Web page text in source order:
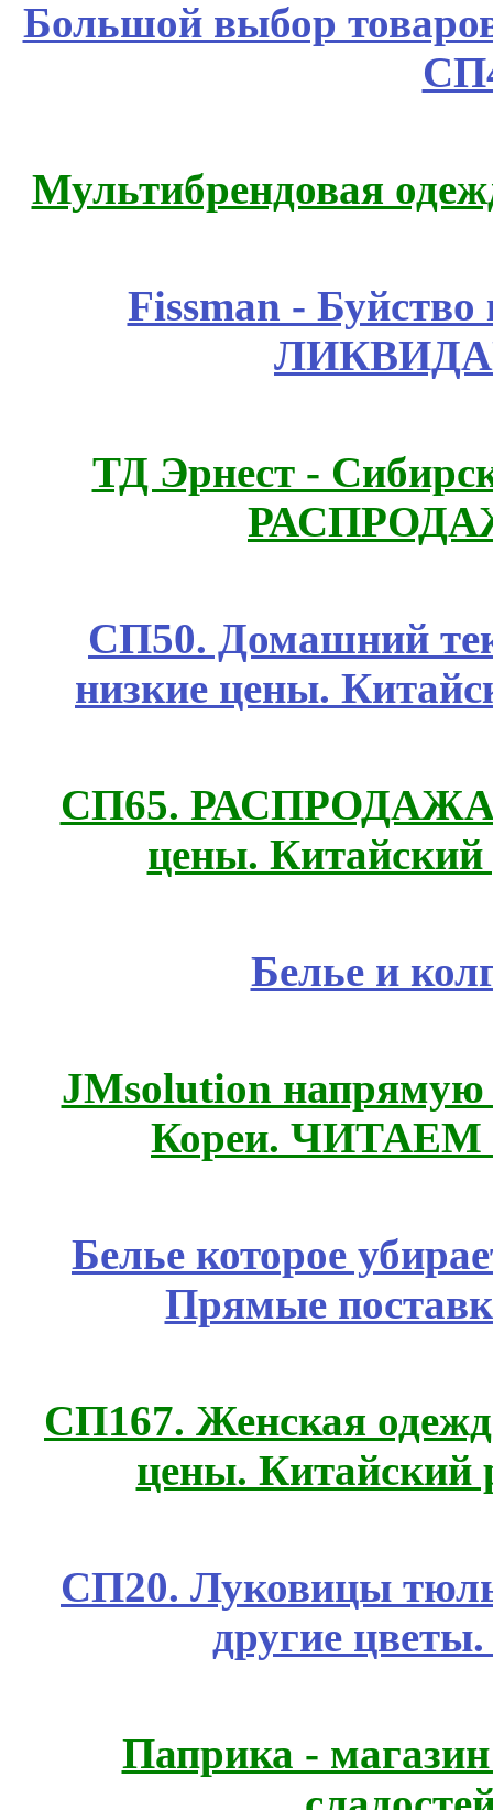
Большой выбор
Мультибрендовая
Fissmаn -
ТД Эрнест -
СП50. Домашний
низкие цены.
СП65. РАСПРОДАЖА!
цены.
Белье и
JMsolution
Кореи.
Белье которое
Прямые
СП167. Женская
цены. Китайский
СП20. Луковицы
другие
Паприка -